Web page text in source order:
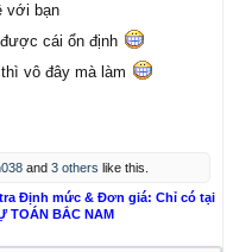
với bạn
cái ổn định
vô đây mà làm
and 3 others like this.
Định mức & Đơn giá: Chỉ có tại
TOÁN BẮC NAM